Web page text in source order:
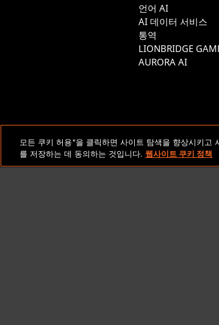
언어 AI
AI 데이터 서비스
통역
LIONBRIDGE
AURORA AI
법적 고지 및 정책
모든 쿠키 허용"을 클릭하면 사이트 탐색을 향상시키고
를 저장하는 데 동의하는 것입니다. 웹사이트 쿠키 정책